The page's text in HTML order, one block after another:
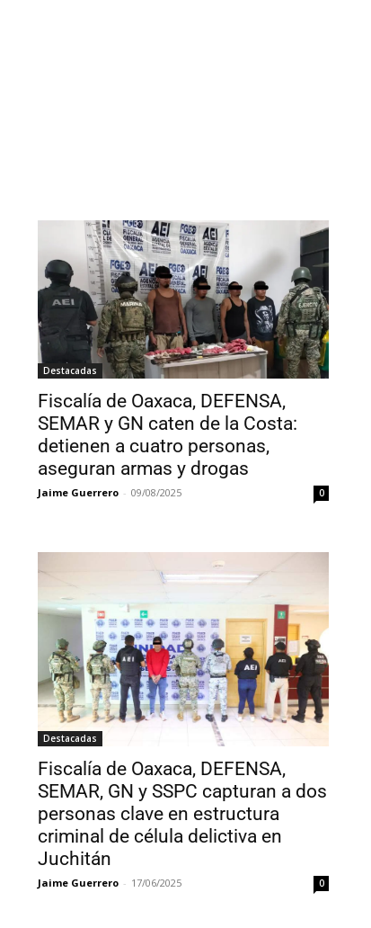
Destacadas
Fiscalía de Oaxaca, DEFENSA,
SEMAR y GN caten de la Costa:
detienen a cuatro personas,
aseguran armas y drogas
Jaime Guerrero - 09/08/2025 0
Destacadas
Fiscalía de Oaxaca, DEFENSA,
SEMAR, GN y SSPC capturan a dos
personas clave en estructura
criminal de célula delictiva en
Juchitán
Jaime Guerrero - 17/06/2025 0